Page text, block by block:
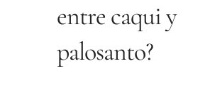
entre caqui y
palosanto?